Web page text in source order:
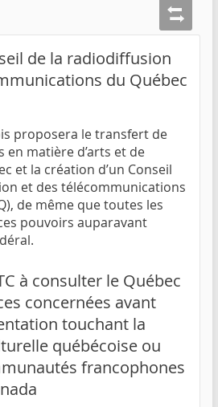
de la radiodiffusion
du Québec
proposera le transfert de
en matière d’arts et de
et la création d’un Conseil
et des télécommunications
de même que toutes les
pouvoirs auparavant
à consulter le Québec
concernées avant
touchant la
québécoise ou
francophones